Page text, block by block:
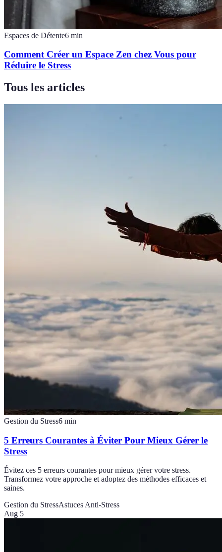
Espaces de Détente6 min
Comment Créer un Espace Zen chez Vous pour
Réduire le Stress
Tous les articles
Gestion du Stress6 min
5 Erreurs Courantes à Éviter Pour Mieux Gérer le
Stress
Évitez ces 5 erreurs courantes pour mieux gérer votre stress.
Transformez votre approche et adoptez des méthodes efficaces et
saines.
Gestion du StressAstuces Anti-Stress
Aug 5